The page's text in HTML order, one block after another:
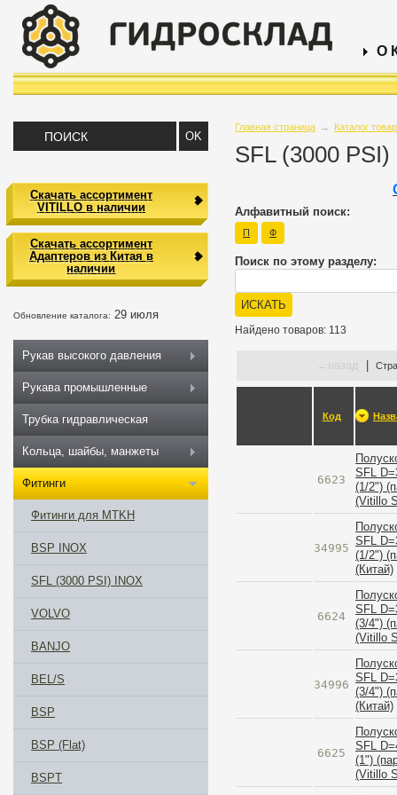
О
Главная страница → Каталог
SFL (3000 PSI)
Алфавитный поиск:
П Ф
Поиск по этому разделу:
Найдено товаров: 113
← назад
Код
6623
SFL
(1/2")
(Vitillo
34995
SFL
(1/2")
(Китай)
6624
SFL
(3/4")
(Vitillo
34996
SFL
(3/4")
(Китай)
6625
SFL
(1")
(Vitillo
Скачать ассортимент
VITILLO в наличии
Скачать ассортимент
Адаптеров из Китая в
наличии
Обновление каталога: 29 июля
Рукав высокого давления
Рукава промышленные
Трубка гидравлическая
Кольца, шайбы, манжеты
Фитинги
Фитинги для MTKH
BSP INOX
SFL (3000 PSI) INOX
VOLVO
BANJO
BEL/S
BSP
BSP (Flat)
BSPT